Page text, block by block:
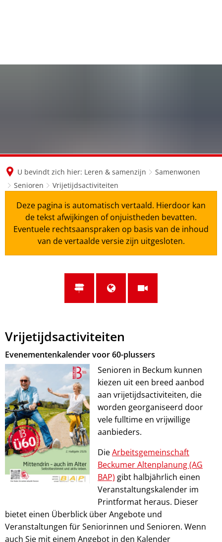
de
U bevindt zich hier: Leren & samenzijn
Samenwonen
Senioren
Vrijetijdsactiviteiten
Deze pagina is automatisch vertaald. Hierdoor kan
de tekst afwijkingen of onjuistheden bevatten.
Eventuele rechtsaanspraken op basis van de inhoud
van de vertaalde versie zijn uitgesloten.
Vrijetijdsactiviteiten
Evenementenkalender voor 60-plussers
Senioren in Beckum kunnen
kiezen uit een breed aanbod
aan vrijetijdsactiviteiten, die
worden georganiseerd door
vele fulltime en vrijwillige
aanbieders.
DieArbeitsgemeinschaft
Beckumer Altenplanung (AG
BAP) gibt halbjährlich einen
Veranstaltungskalender im
Printformat heraus. Dieser
bietet einen Überblick über Angebote und
Veranstaltungen für Seniorinnen und Senioren. Wenn
auch Sie mit einem Angebot in den Kalender